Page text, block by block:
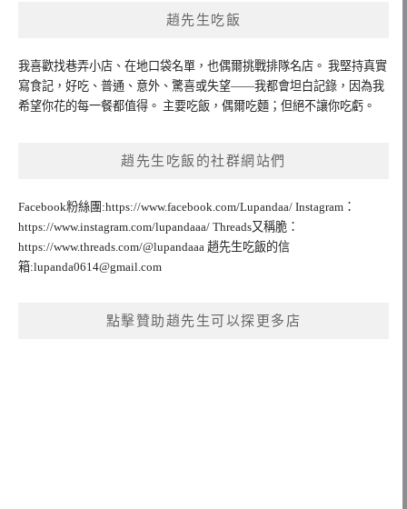
趙先生吃飯
我喜歡找巷弄小店、在地口袋名單，也偶爾挑戰排隊名店。 我堅持真實
寫食記，好吃、普通、意外、驚喜或失望——我都會坦白記錄，因為我
希望你花的每一餐都值得。 主要吃飯，偶爾吃麵；但絕不讓你吃虧。
趙先生吃飯的社群網站們
Facebook粉絲團:https://www.facebook.com/Lupandaa/ Instagram：
https://www.instagram.com/lupandaaa/ Threads又稱脆：
https://www.threads.com/@lupandaaa 趙先生吃飯的信
箱:lupanda0614@gmail.com
點擊贊助趙先生可以探更多店